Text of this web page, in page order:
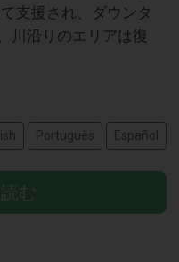
支援され、ダウンタ
川沿りのエリアは復
Português Español
む